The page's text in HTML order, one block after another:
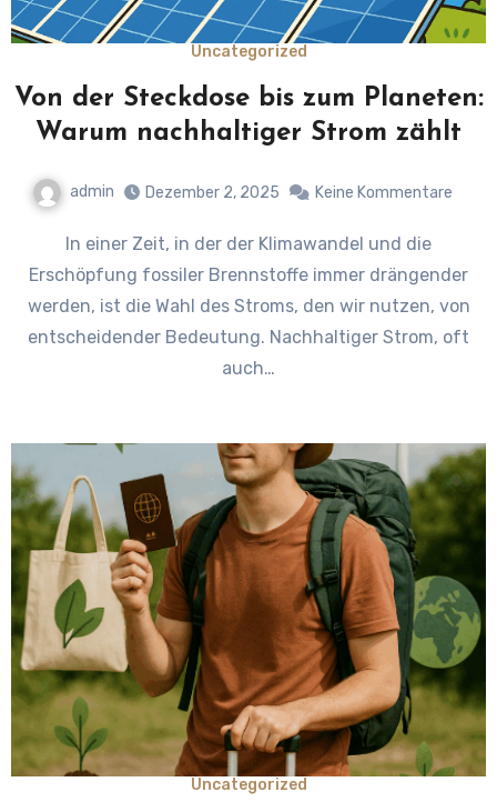
Uncategorized
Von der Steckdose bis zum Planeten:
Warum nachhaltiger Strom zählt
admin Dezember 2, 2025 Keine Kommentare
In einer Zeit, in der der Klimawandel und die
Erschöpfung fossiler Brennstoffe immer drängender
werden, ist die Wahl des Stroms, den wir nutzen, von
entscheidender Bedeutung. Nachhaltiger Strom, oft
auch…
Uncategorized